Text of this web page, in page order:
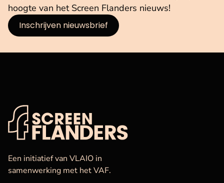
hoogte van het Screen Flanders nieuws!
Inschrijven nieuwsbrief
VAF
Een initiatief van VLAIO in
samenwerking met het VAF.